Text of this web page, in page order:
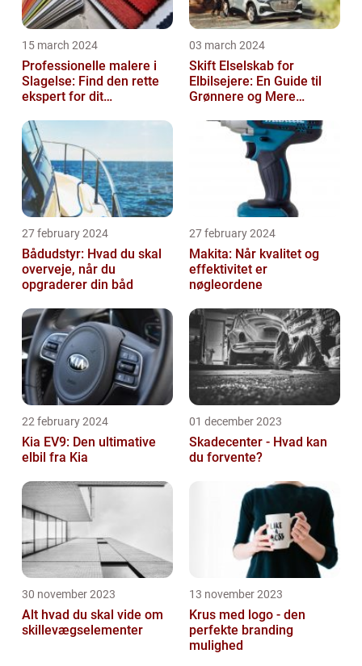
15 march 2024
Professionelle malere i
Slagelse: Find den rette
ekspert for dit
03 march 2024
Skift Elselskab for
Elbilsejere: En Guide til
Grønnere og Mere
27 february 2024
Bådudstyr: Hvad du skal
overveje, når du
opgraderer din båd
27 february 2024
Makita: Når kvalitet og
effektivitet er
nøgleordene
22 february 2024
Kia EV9: Den ultimative
elbil fra Kia
01 december 2023
Skadecenter - Hvad kan
du forvente?
30 november 2023
Alt hvad du skal vide om
skillevægselementer
13 november 2023
Krus med logo - den
perfekte branding
mulighed